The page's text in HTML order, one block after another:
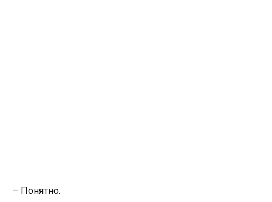
– Понятно.